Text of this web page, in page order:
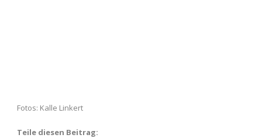
Fotos: Kalle Linkert
Teile diesen Beitrag: